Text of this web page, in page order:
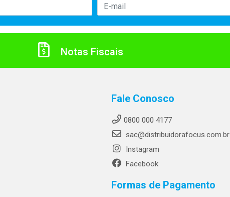
Notas Fiscais
Fale Conosco
0800 000 4177
sac@distribuidorafocus.com.br
Instagram
Facebook
Formas de Pagamento